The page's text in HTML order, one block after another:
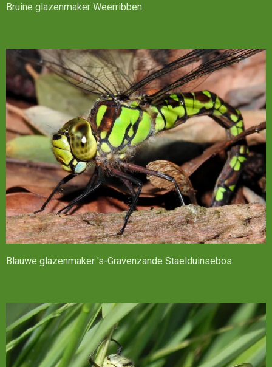
Bruine glazenmaker Weerribben
Blauwe glazenmaker 's-Gravenzande Staelduinsebos